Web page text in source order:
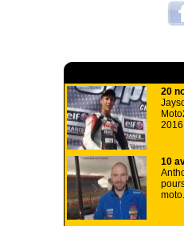
20
2016
10